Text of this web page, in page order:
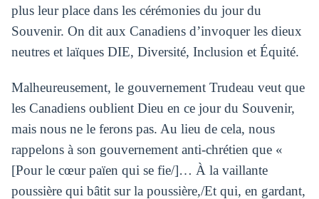
plus leur place dans les cérémonies du jour du
Souvenir. On dit aux Canadiens d’invoquer les dieux
neutres et laïques DIE, Diversité, Inclusion et Équité.
Malheureusement, le gouvernement Trudeau veut que
les Canadiens oublient Dieu en ce jour du Souvenir,
mais nous ne le ferons pas. Au lieu de cela, nous
rappelons à son gouvernement anti-chrétien que «
[Pour le cœur païen qui se fie/]… À la vaillante
poussière qui bâtit sur la poussière,/Et qui, en gardant,